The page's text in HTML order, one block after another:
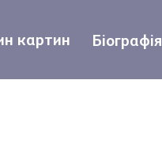
картин Біографія